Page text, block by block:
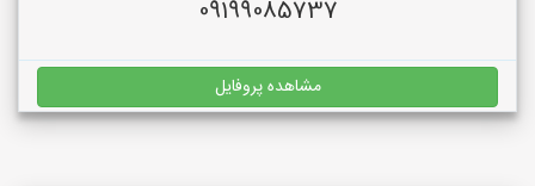
09199085737
مشاهده پروفایل